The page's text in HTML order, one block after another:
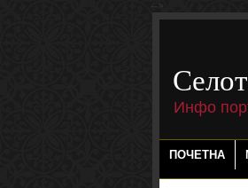
-->
Инфо
ПОЧЕТНА